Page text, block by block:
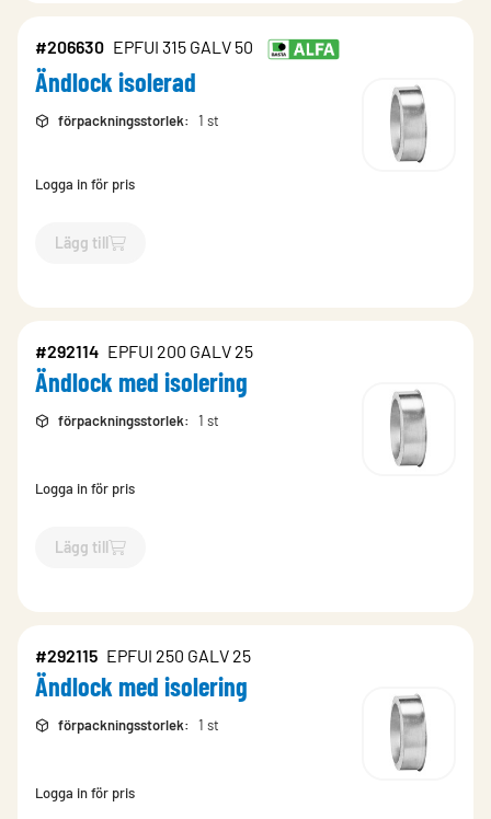
#206630 EPFUI 315 GALV 50
Ändlock isolerad
förpackningsstorlek: 1 st
Logga in för pris
Lägg till
`$Lägg till
#292114 EPFUI 200 GALV 25
Ändlock med isolering
förpackningsstorlek: 1 st
Logga in för pris
Lägg till
`$Lägg till
#292115 EPFUI 250 GALV 25
Ändlock med isolering
förpackningsstorlek: 1 st
Logga in för pris